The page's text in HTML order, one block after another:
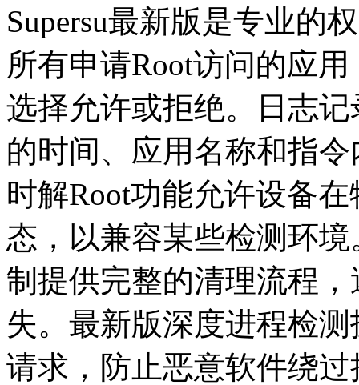
Supersu最新版是专业的
所有申请Root访问的应
选择允许或拒绝。日志
的时间、应用名称和指
时解Root功能允许设备
态，以兼容某些检测环境
制提供完整的清理流程
失。最新版深度进程检
请求，防止恶意软件绕